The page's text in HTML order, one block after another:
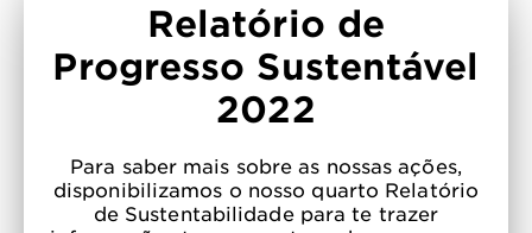
Relatório de
Progresso Sustentável
2022
Para saber mais sobre as nossas ações,
disponibilizamos o nosso quarto Relatório
de Sustentabilidade para te trazer